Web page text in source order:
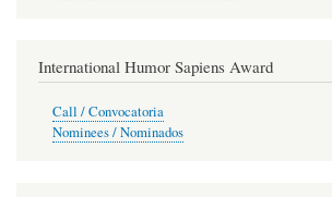
International Humor Sapiens Award
Call / Convocatoria
Nominees / Nominados